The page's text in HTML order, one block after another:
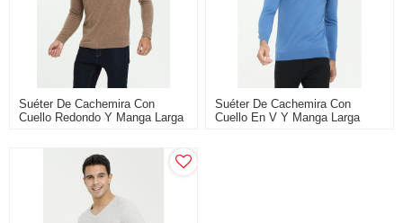
Suéter De Cachemira Con
Cuello Redondo Y Manga Larga
Suéter De Cachemira Con
Cuello En V Y Manga Larga